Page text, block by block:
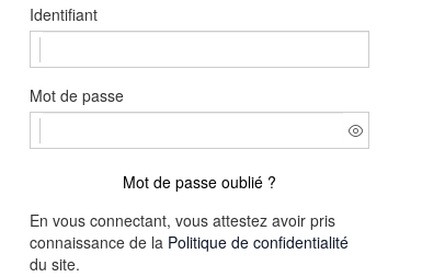
Identifiant
Mot de passe
Mot de passe oublié ?
En vous connectant, vous attestez avoir pris
connaissance de la Politique de confidentialité
du site.